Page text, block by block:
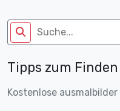
Tipps zum
Kostenlose